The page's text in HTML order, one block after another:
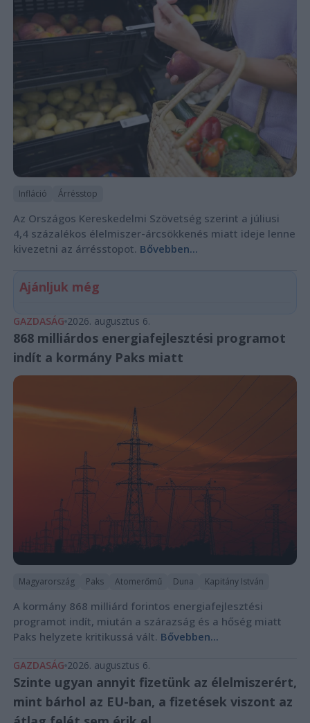
Infláció Árrésstop
Az Országos Kereskedelmi Szövetség szerint a júliusi
4,4 százalékos élelmiszer-árcsökkenés miatt ideje lenne
kivezetni az árrésstopot. Bővebben...
Ajánljuk még
GAZDASÁG 2026. augusztus 6.
868 milliárdos energiafejlesztési programot
indít a kormány Paks miatt
Magyarország Paks Atomerőmű Duna Kapitány István
A kormány 868 milliárd forintos energiafejlesztési
programot indít, miután a szárazság és a hőség miatt
Paks helyzete kritikussá vált. Bővebben...
GAZDASÁG 2026. augusztus 6.
Szinte ugyan annyit fizetünk az élelmiszerért,
mint bárhol az EU-ban, a fizetések viszont az